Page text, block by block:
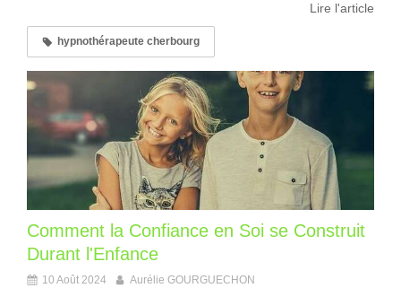
Lire l'article
hypnothérapeute cherbourg
Comment la Confiance en Soi se Construit
Durant l'Enfance
10 Août 2024
Aurélie GOURGUECHON